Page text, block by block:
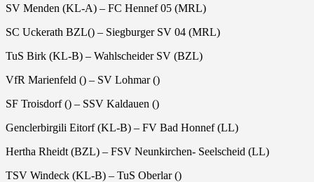
SV Menden (KL-A) – FC Hennef 05 (MRL)
SC Uckerath BZL() – Siegburger SV 04 (MRL)
TuS Birk (KL-B) – Wahlscheider SV (BZL)
VfR Marienfeld () – SV Lohmar ()
SF Troisdorf () – SSV Kaldauen ()
Genclerbirgili Eitorf (KL-B) – FV Bad Honnef (LL)
Hertha Rheidt (BZL) – FSV Neunkirchen- Seelscheid (LL)
TSV Windeck (KL-B) – TuS Oberlar ()